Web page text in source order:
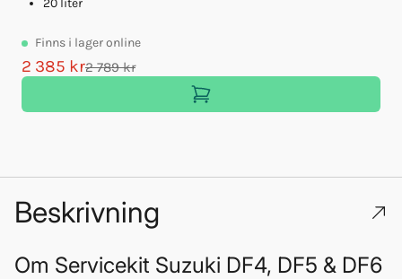
Finns i lager online
2 385 kr2 789 kr
Beskrivning
Om Servicekit Suzuki DF4, DF5 & DF6